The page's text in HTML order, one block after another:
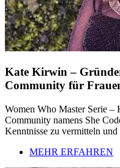
Kate Kirwin –
Community für
Women Who Master Serie –
Community namens She
Kenntnisse zu vermitteln
MEHR ERFAHREN